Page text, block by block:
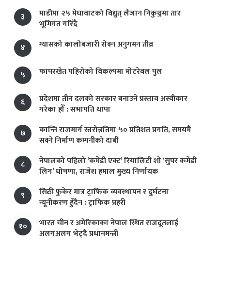
३
माडीमा २५ मेघावाटको विद्युत् लैजान निकुञ्जमा तार
भूमिगत गरिँदै
४
ग्यासको कालोबजारी रोक्न अनुगमन तीव्र
५ फापरखेत पहिरोको विकल्पमा मोटरेबल पुल
६
प्रदेशमा तीन दलको सरकार बनाउने प्रस्ताव अस्वीकार
गरेका हौँ : सभापति थापा
७
कान्ति राजमार्ग स्तरोन्नतिमा ५० प्रतिशत प्रगति, समयमै
सक्ने निर्माण कम्पनीको दाबी
८
नेपालको पहिलो ‘कमेडी एक्ट’ रियालिटी शो ‘सुपर कमेडी
लिग’ घोषणा, राजेश हमाल मुख्य निर्णायक
९
सिठी फुकेर मात्र ट्राफिक व्यवस्थापन र दुर्घटना
न्यूनीकरण हुँदैन : ट्राफिक प्रहरी
१०
भारत चीन र अमेरिकाका नेपाल स्थित राजदूतलाई
अलगअलग भेट्दै प्रधानमन्त्री